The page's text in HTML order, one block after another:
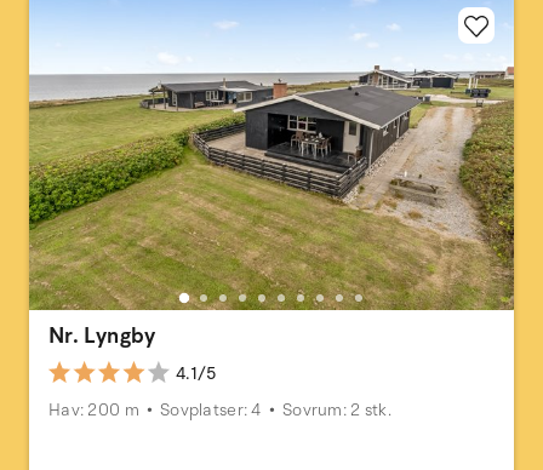
Nr. Lyngby
4.1/5
Hav: 200 m
Sovplatser: 4 Sovrum: 2 stk.